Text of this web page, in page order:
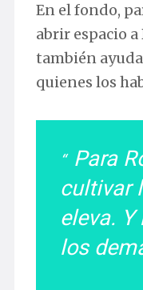
En el fondo,
abrir espacio
también
quienes los
Para
cultivar
eleva.
los